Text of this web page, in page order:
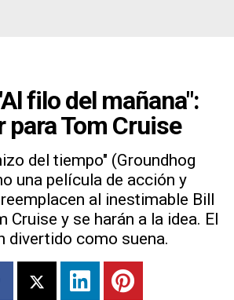
filo del mañana":
para Tom Cruise
del tiempo" (Groundhog
una película de acción y
al inestimable Bill
Cruise y se harán a la idea. El
divertido como suena.